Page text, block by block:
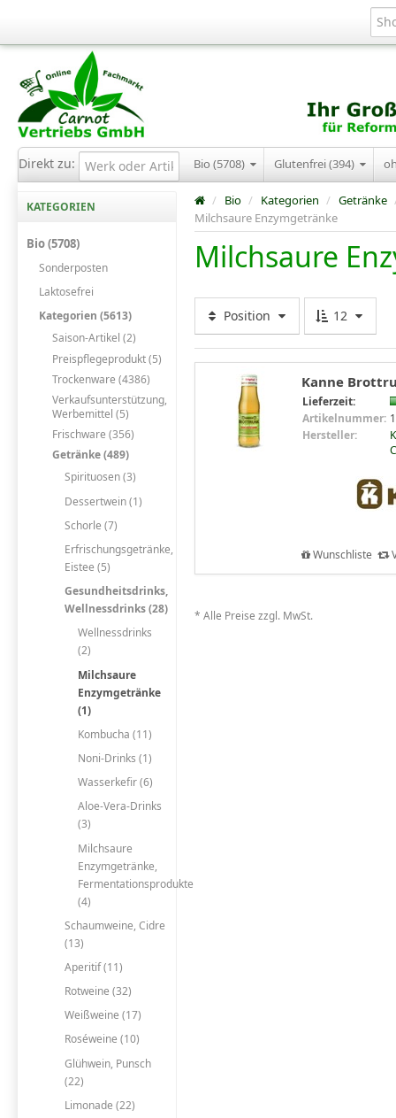
Direkt zu: Bio (5708) Glutenfrei (394)
KATEGORIEN
Bio (5708)
Sonderposten
Laktosefrei
Kategorien (5613)
Saison-Artikel (2)
Preispflegeprodukt (5)
Trockenware (4386)
Verkaufsunterstützung,
Werbemittel (5)
Frischware (356)
Getränke (489)
Spirituosen (3)
Dessertwein (1)
Schorle (7)
Erfrischungsgetränke,
Eistee (5)
Gesundheitsdrinks,
Wellnessdrinks (28)
Wellnessdrinks
(2)
Milchsaure
Enzymgetränke
(1)
Kombucha (11)
Noni-Drinks (1)
Wasserkefir (6)
Aloe-Vera-Drinks
(3)
Milchsaure
Enzymgetränke,
Fermentationsprodukte
(4)
Schaumweine, Cidre
(13)
Aperitif (11)
Rotweine (32)
Weißweine (17)
Roséweine (10)
Glühwein, Punsch
(22)
Limonade (22)
/ Bio / Kategorien / Getränke
Milchsaure Enzymgetränke
Milchsaure
Position 12
Kanne
Lieferzeit:
Artikelnummer:
Hersteller:
Wunschliste
* Alle Preise zzgl. MwSt.